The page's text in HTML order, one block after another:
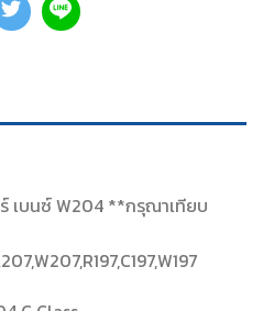
เบนซ์ W204 **กรุณาเทียบ